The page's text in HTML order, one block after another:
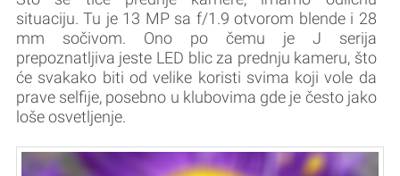
situaciju. Tu je 13 MP sa f/1.9 otvorom blende i 28
mm sočivom. Ono po čemu je J serija
prepoznatljiva jeste LED blic za prednju kameru, što
će svakako biti od velike koristi svima koji vole da
prave selfije, posebno u klubovima gde je često jako
loše osvetljenje.